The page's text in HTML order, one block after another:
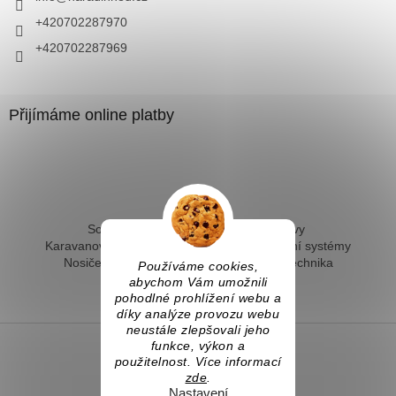
Používáme cookies,
abychom Vám umožnili
pohodlné prohlížení webu a
díky analýze provozu webu
neustále zlepšovali jeho
funkce, výkon a
použitelnost. Více informací
zde.
Nastavení
+420702287970
+420702287969
Přijímáme online platby
Solární ohřev vody - kompletní sestavy
Karavanové solární systémy
Ostrovní solární systémy
Nosiče kol na tažné
Hevery a dílenská technika
Fotovoltaický ohřev vody
Vytvořil Shoptet